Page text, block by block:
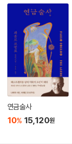
이 작품에서 마술적 리
작중 인물들 가운데
처럼 활약하는가 하
어 버린다. 부엔디아
다. 레베카라는 인물
항해 도중 바다에서
와 허리띠 그리고 무기
아 주전자 뚜껑을 열
하면 어떤 작중 인물들
에서 영원히 사라져 버
연금술사
10% 15,120원